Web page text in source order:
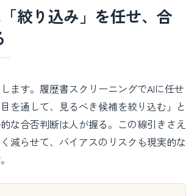
絞り込み」を任せ、合
ます。履歴書スクリーニングでAIに任せ
を通して、見るべき候補を絞り込む」と
な合否判断は人が握る。この線引きさえ
減らせて、バイアスのリスクも現実的な